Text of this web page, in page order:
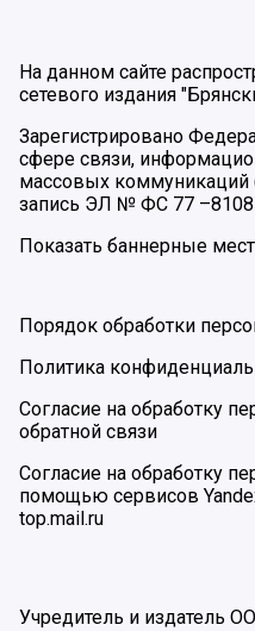
На данном сайте
сетевого издания
Зарегистрировано
сфере связи,
массовых коммуникаций
запись ЭЛ № ФС 77
Показать баннерные
Порядок обработки
Политика
Согласие на обработку
обратной связи
Согласие на обработку
помощью сервисов
top.mail.ru
Учредитель и издатель